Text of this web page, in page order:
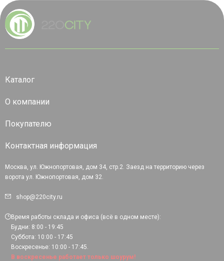
Каталог
О компании
Покупателю
Контактная информация
Москва, ул. Южнопортовая, дом 34, стр.2. Заезд на территорию через
ворота ул. Южнопортовая, дом 32.
shop@220city.ru
Время работы склада и офиса (всё в одном месте):
Будни: 8:00 - 19:45
Суббота: 10:00 - 17:45
Воскресенье: 10:00 - 17:45.
В воскресенье работает только шоурум!